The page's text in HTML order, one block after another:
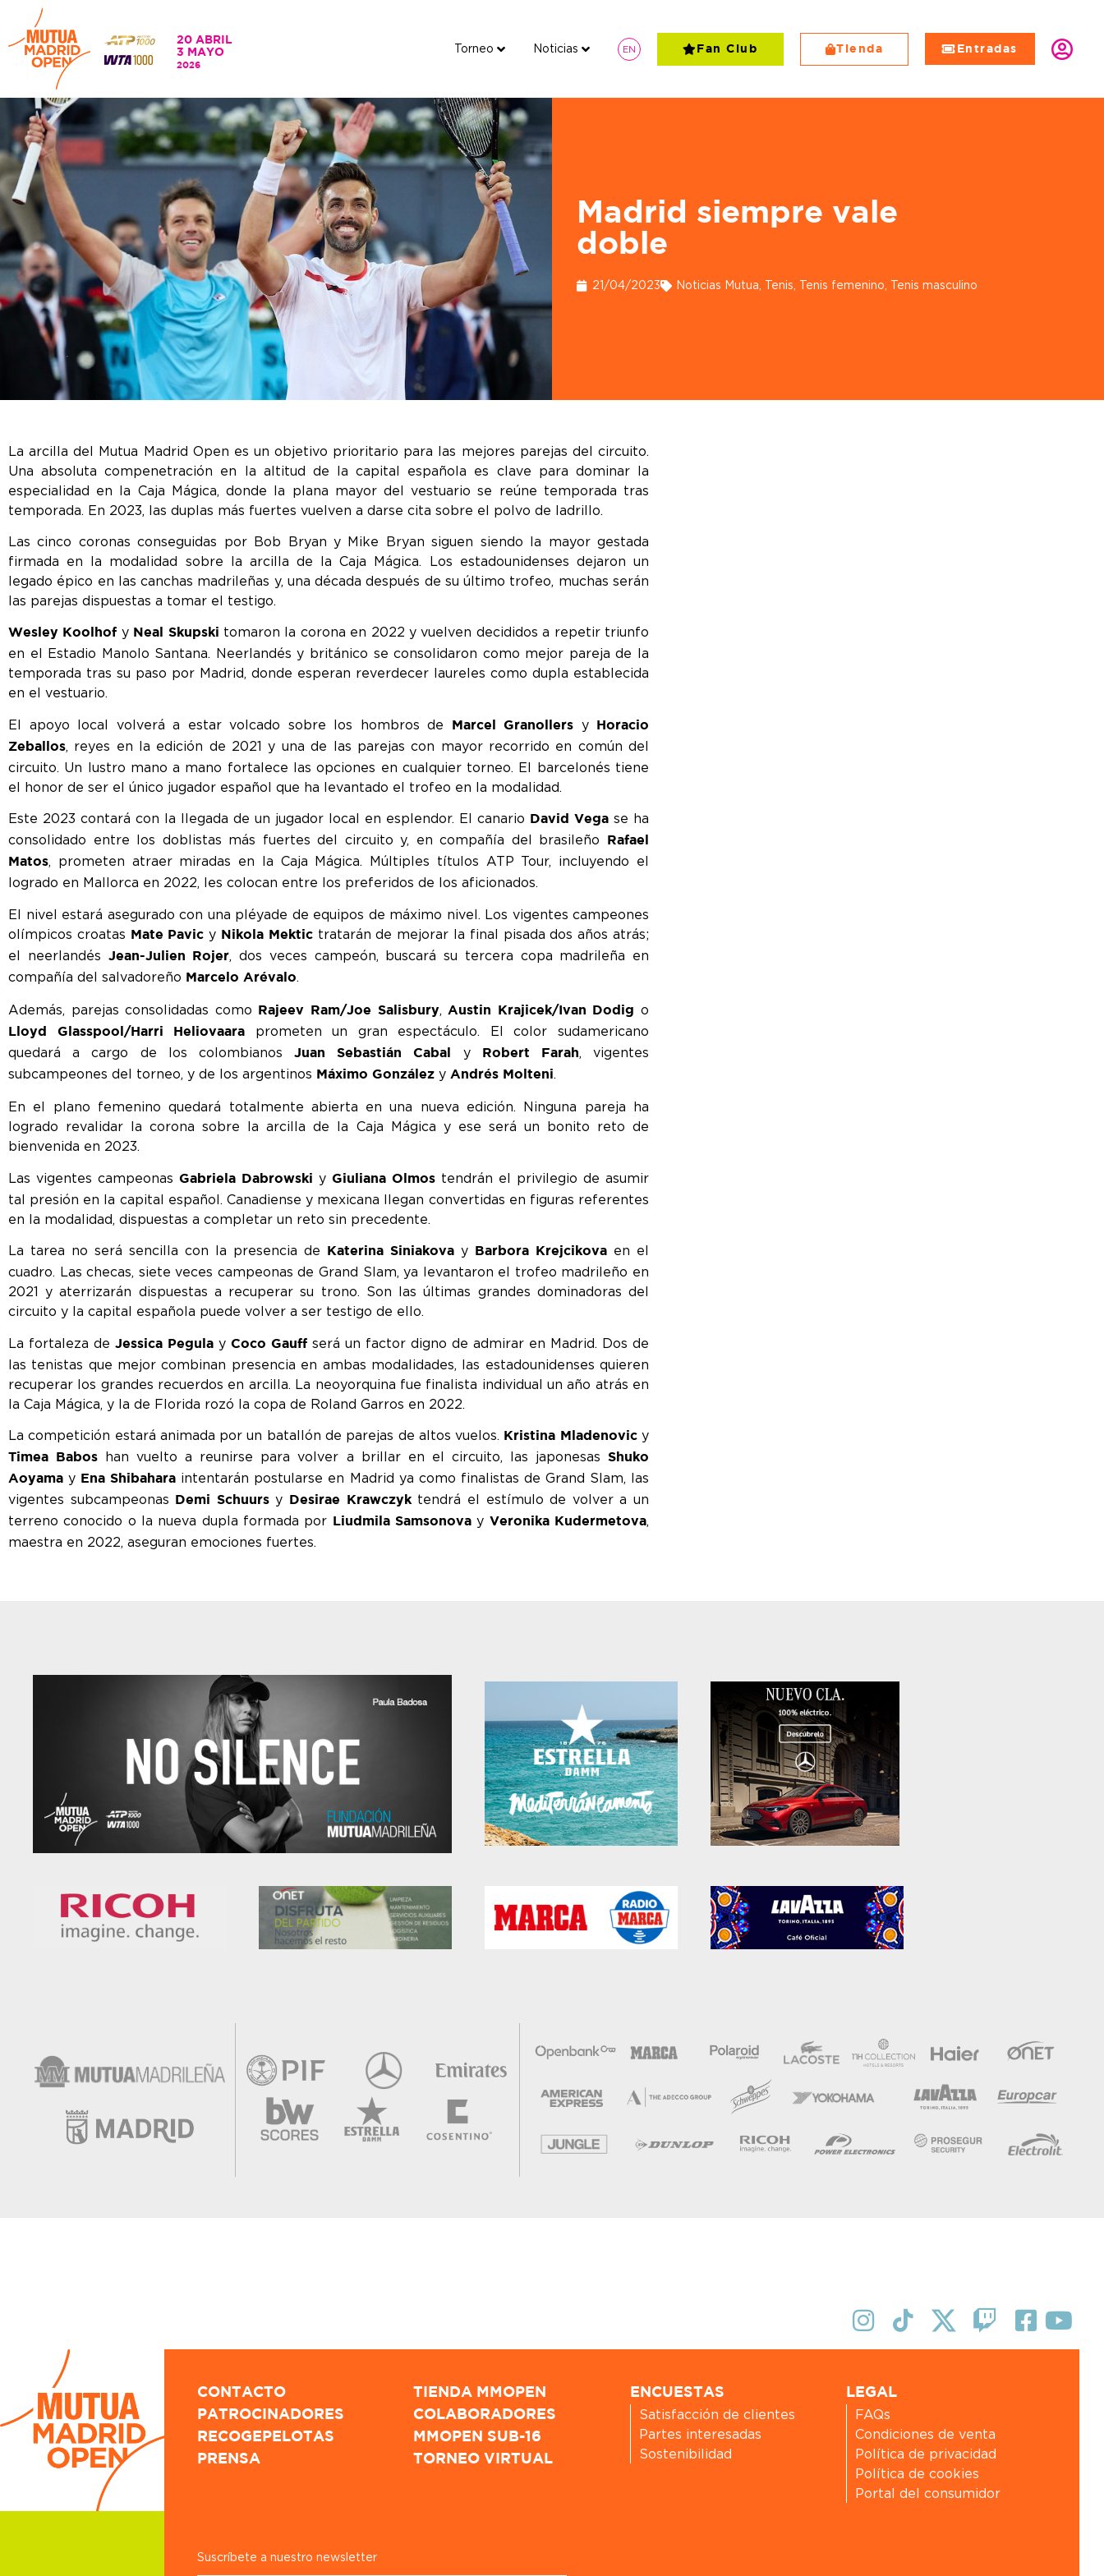
20 ABRIL
3 MAYO
2026
Torneo Noticias EN Fan Club Tienda
Entradas
20 ABRIL - 3 MAYO
Torneo Noticias EN
Madrid siempre vale
doble
21/04/2023 Noticias Mutua, Tenis, Tenis femenino, Tenis masculino
La arcilla del Mutua Madrid Open es un objetivo prioritario para las mejores parejas del circuito.
Una absoluta compenetración en la altitud de la capital española es clave para dominar la
especialidad en la Caja Mágica, donde la plana mayor del vestuario se reúne temporada tras
temporada. En 2023, las duplas más fuertes vuelven a darse cita sobre el polvo de ladrillo.
Las cinco coronas conseguidas por Bob Bryan y Mike Bryan siguen siendo la mayor gestada
firmada en la modalidad sobre la arcilla de la Caja Mágica. Los estadounidenses dejaron un
legado épico en las canchas madrileñas y, una década después de su último trofeo, muchas serán
las parejas dispuestas a tomar el testigo.
Wesley Koolhof y Neal Skupski tomaron la corona en 2022 y vuelven decididos a repetir triunfo
en el Estadio Manolo Santana. Neerlandés y británico se consolidaron como mejor pareja de la
temporada tras su paso por Madrid, donde esperan reverdecer laureles como dupla establecida
en el vestuario.
El apoyo local volverá a estar volcado sobre los hombros de Marcel Granollers y
Horacio
Zeballos, reyes en la edición de 2021 y una de las parejas con mayor recorrido en común del
circuito. Un lustro mano a mano fortalece las opciones en cualquier torneo. El barcelonés tiene
el honor de ser el único jugador español que ha levantado el trofeo en la modalidad.
Este 2023 contará con la llegada de un jugador local en esplendor. El canario David Vega se ha
consolidado entre los doblistas más fuertes del circuito y, en compañía del brasileño
Rafael
Matos, prometen atraer miradas en la Caja Mágica. Múltiples títulos ATP Tour, incluyendo el
logrado en Mallorca en 2022, les colocan entre los preferidos de los aficionados.
El nivel estará asegurado con una pléyade de equipos de máximo nivel. Los vigentes campeones
olímpicos croatas
Mate Pavic y Nikola Mektictratarán de mejorar la final pisada dos años atrás;
el neerlandés
Jean-Julien Rojer, dos veces campeón, buscará su tercera copa madrileña en
compañía del salvadoreño Marcelo Arévalo.
Además, parejas consolidadas como Rajeev Ram/Joe Salisbury, Austin Krajicek/Ivan Dodig o
Lloyd Glasspool/Harri Heliovaara
prometen un gran espectáculo. El color sudamericano
quedará a cargo de los colombianos Juan Sebastián Cabal y Robert Farah, vigentes
subcampeones del torneo, y de los argentinos Máximo González y Andrés Molteni.
En el plano femenino quedará totalmente abierta en una nueva edición. Ninguna pareja ha
logrado revalidar la corona sobre la arcilla de la Caja Mágica y ese será un bonito reto de
bienvenida en 2023.
Las vigentes campeonas Gabriela Dabrowski y Giuliana Olmos tendrán el privilegio de asumir
tal presión en la capital español. Canadiense y mexicana llegan convertidas en figuras referentes
en la modalidad, dispuestas a completar un reto sin precedente.
La tarea no será sencilla con la presencia de Katerina Siniakova y Barbora Krejcikova en el
cuadro. Las checas, siete veces campeonas de Grand Slam, ya levantaron el trofeo madrileño en
2021 y aterrizarán dispuestas a recuperar su trono. Son las últimas grandes dominadoras del
circuito y la capital española puede volver a ser testigo de ello.
La fortaleza de Jessica Pegula y Coco Gauff será un factor digno de admirar en Madrid. Dos de
las tenistas que mejor combinan presencia en ambas modalidades, las estadounidenses quieren
recuperar los grandes recuerdos en arcilla. La neoyorquina fue finalista individual un año atrás en
la Caja Mágica, y la de Florida rozó la copa de Roland Garros en 2022.
La competición estará animada por un batallón de parejas de altos vuelos. Kristina Mladenovicy
Timea Babos han vuelto a reunirse para volver a brillar en el circuito, las japonesasShuko
Aoyama y Ena Shibahara intentarán postularse en Madrid ya como finalistas de Grand Slam, las
vigentes subcampeonas
Demi Schuursy Desirae Krawczyktendrá el estímulo de volver a un
terreno conocido o la nueva dupla formada por
Liudmila Samsonova y Veronika Kudermetova,
maestra en 2022, aseguran emociones fuertes.
CONTACTO
PATROCINADORES
RECOGEPELOTAS
PRENSA
TIENDA MMOPEN
COLABORADORES
MMOPEN SUB-16
TORNEO VIRTUAL
ENCUESTAS
Satisfacción de clientes
Partes interesadas
Sostenibilidad
LEGAL
FAQs
Condiciones de venta
Política de privacidad
Política de cookies
Portal del consumidor
Suscríbete a nuestro newsletter